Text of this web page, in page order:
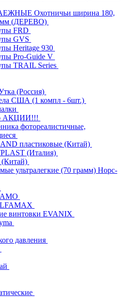
Охотничьи ширина 180,
мм (ДЕРЕВО)
FRD
GVS
Heritage 930
Pro-Guide V
TRAIL Series
(Россия)
США (1 компл - 6шт.)
АКЦИИ!!!
фотореалистичные,
пластиковые (Китай)
(Италия)
(Китай)
ультралегкие (70 грамм) Норс-
винтовки EVANIX
давления